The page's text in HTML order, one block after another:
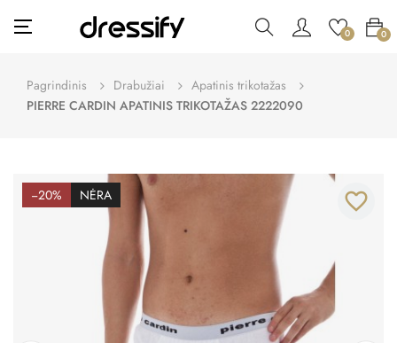
Toggle
navigation
☰ 0 0
Pagrindinis Drabužiai
Apatinis trikotažas
PIERRE CARDIN APATINIS TRIKOTAŽAS 2222090
−20% NĖRA favorite_border